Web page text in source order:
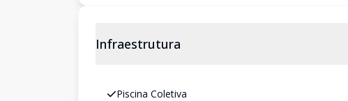
Infraestrutura
Piscina Coletiva